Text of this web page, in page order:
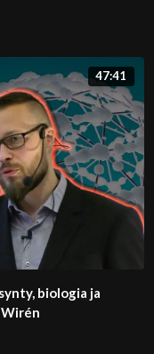
47:41
biologia ja